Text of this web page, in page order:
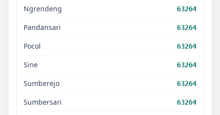
Ngrendeng 63264
Pandansari 63264
Pocol 63264
Sine 63264
Sumberejo 63264
Sumbersari 63264